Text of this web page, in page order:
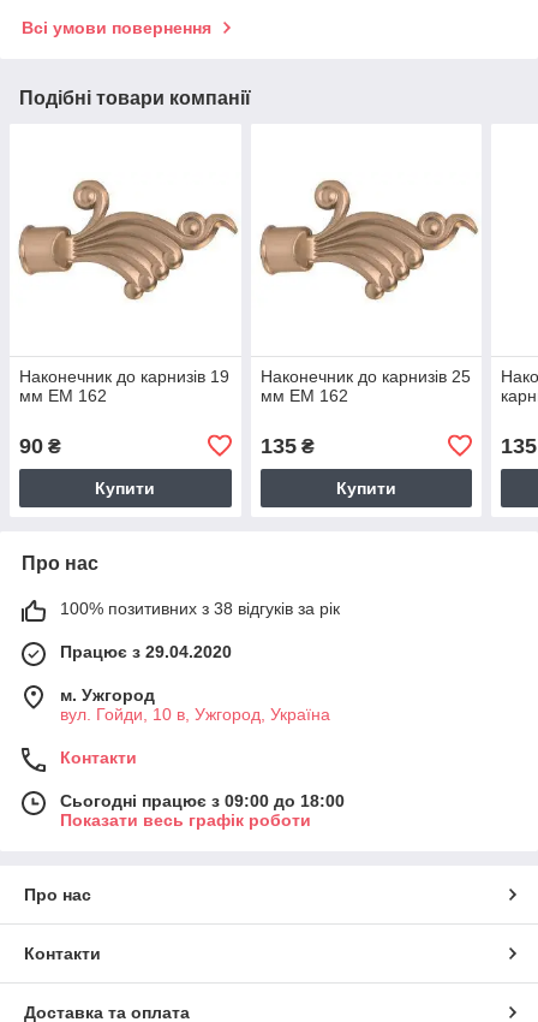
Всі умови повернення
Подібні товари компанії
Наконечник до карнизів 19
мм ЕМ 162
90 ₴
Купити
Наконечник до карнизів 25
мм ЕМ 162
135₴
Купити
135
Про нас
100% позитивних з 38 відгуків за рік
Працює з 29.04.2020
м. Ужгород
вул. Гойди, 10 в, Ужгород, Україна
Контакти
Сьогодні працює з 09:00 до 18:00
Показати весь графік роботи
Про нас
Контакти
Доставка та оплата